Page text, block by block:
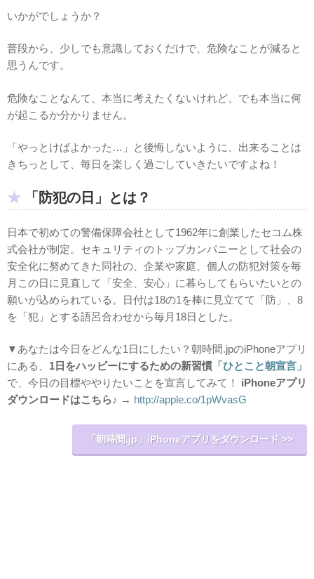
いかがでしょうか？
普段から、少しでも意識しておくだけで、危険なことが減ると
思うんです。
危険なことなんて、本当に考えたくないけれど、でも本当に何
が起こるか分かりません。
「やっとけばよかった…」と後悔しないように、出来ることは
きちっとして、毎日を楽しく過ごしていきたいですよね！
「防犯の日」とは？
日本で初めての警備保障会社として1962年に創業したセコム株
式会社が制定。セキュリティのトップカンパニーとして社会の
安全化に努めてきた同社の、企業や家庭、個人の防犯対策を毎
月この日に見直して「安全、安心」に暮らしてもらいたいとの
願いが込められている。日付は18の1を棒に見立てて「防」、8
を「犯」とする語呂合わせから毎月18日とした。
▼あなたは今日をどんな1日にしたい？朝時間.jpのiPhoneアプリ
にある、 1日をハッピーにするための新習慣 「ひとこと朝宣言」
で、今日の目標ややりたいことを宣言してみて！
iPhoneアプリ
ダウンロードはこちら♪ → http://apple.co/1pWvasG
「朝時間.jp」iPhoneアプリをダウンロード >>